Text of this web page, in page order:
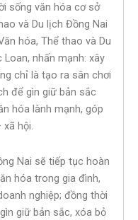
sống văn hóa cơ sở
và Du lịch Đồng Nai
hóa, Thể thao và Du
nhấn mạnh: xây
chỉ là tạo ra sân chơi
để gìn giữ bản sắc
hóa lành mạnh, góp
hội.
Nai sẽ tiếp tục hoàn
hóa trong gia đình,
nghiệp; đồng thời
giữ bản sắc, xóa bỏ